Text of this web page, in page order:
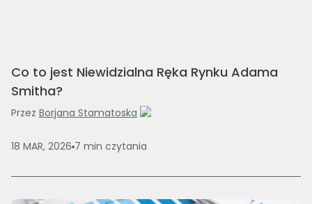
Co to jest Niewidzialna Ręka Rynku Adama
Smitha?
Przez Borjana Stamatoska
18 MAR, 2026 7 min czytania